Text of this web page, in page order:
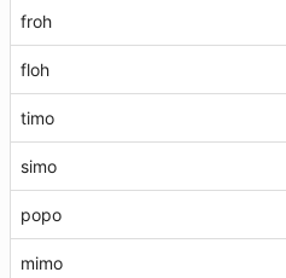
froh
floh
timo
simo
popo
mimo